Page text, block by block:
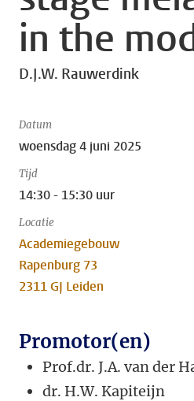
in the
D.J.W. Rauwerdink
Datum
woensdag 4 juni 2025
Tijd
14:30 - 15:30 uur
Locatie
Academiegebouw
Rapenburg 73
2311 GJ Leiden
Promotor(en)
Prof.dr. J.A. van der
dr. H.W. Kapiteijn